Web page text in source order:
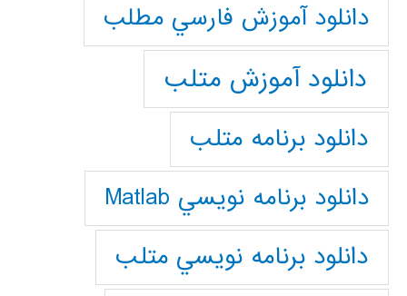
دانلود آموزش فارسي مطلب
دانلود آموزش متلب
دانلود برنامه متلب
دانلود برنامه نويسي Matlab
دانلود برنامه نويسي متلب